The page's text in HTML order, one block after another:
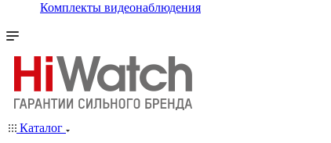
Комплекты видеонаблюдения
Каталог